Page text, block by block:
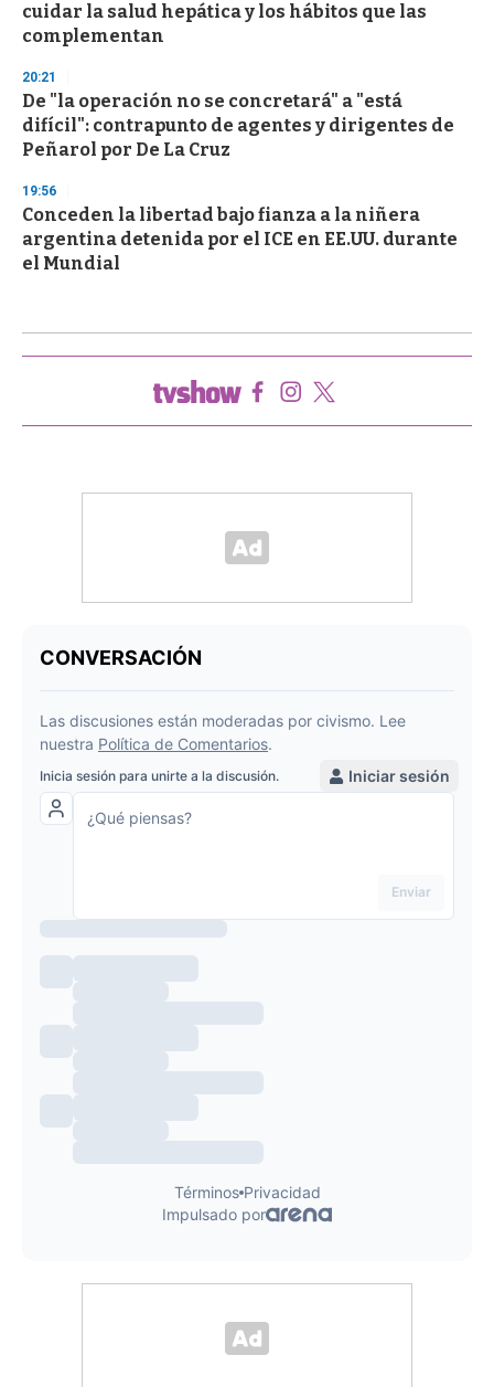
cuidar la salud hepática y los hábitos que las
complementan
20:21
De "la operación no se concretará" a "está
difícil": contrapunto de agentes y dirigentes de
Peñarol por De La Cruz
19:56
Conceden la libertad bajo fianza a la niñera
argentina detenida por el ICE en EE.UU. durante
el Mundial